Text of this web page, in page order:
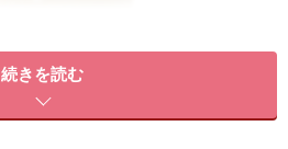
続きを読む